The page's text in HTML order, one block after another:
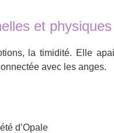
et physiques
la timidité. Elle
avec les anges.
d’Opale